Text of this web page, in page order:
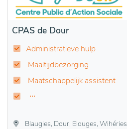
CPAS de Dour
Administratieve hulp
Maaltijdbezorging
Maatschappelijk assistent
Blaugies, Dour, Elouges, Wihéries